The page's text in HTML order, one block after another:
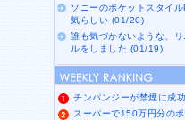
ソニーのポケットスタイル
気らしい (01/20)
誰も気づかないような、リ
ルをしました (01/19)
チンパンジーが禁煙に成功
スーパーで150万円分の